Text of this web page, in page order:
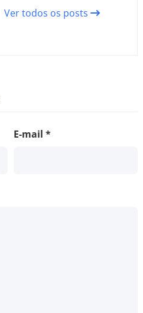
Ver todos os posts
E-mail *